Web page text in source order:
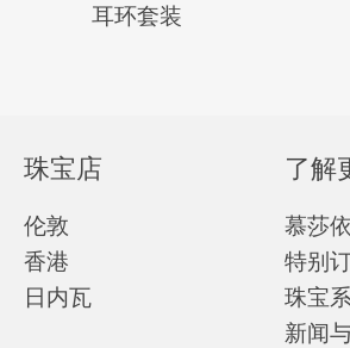
耳环套装
珠宝店
伦敦
香港
日内瓦
了解
慕莎
特别
珠宝
新闻